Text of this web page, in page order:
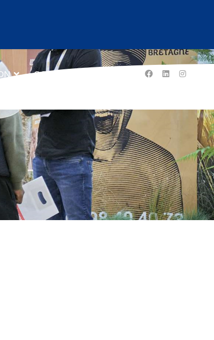
CONTACT
FORMATION EN